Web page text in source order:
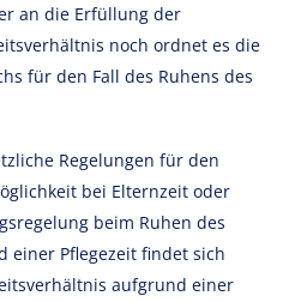
an die Erfüllung der
noch ordnet es die
für den Fall des Ruhens des
Regelungen für den
bei Elternzeit oder
beim Ruhen des
einer Pflegezeit findet sich
aufgrund einer